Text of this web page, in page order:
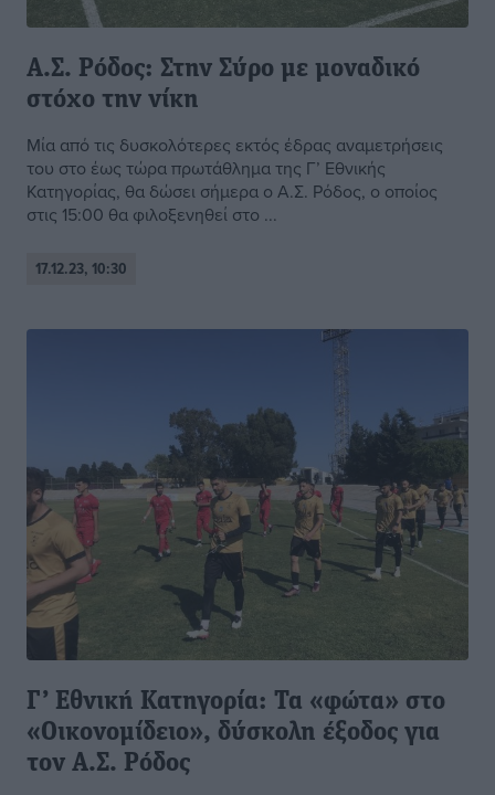
Α.Σ. Ρόδος: Στην Σύρο με μοναδικό
στόχο την νίκη
Μία από τις δυσκολότερες εκτός έδρας αναμετρήσεις
του στο έως τώρα πρωτάθλημα της Γ’ Εθνικής
Κατηγορίας, θα δώσει σήμερα ο Α.Σ. Ρόδος, ο οποίος
στις 15:00 θα φιλοξενηθεί στο ...
17.12.23, 10:30
Γ’ Εθνική Κατηγορία: Τα «φώτα» στο
«Οικονομίδειο», δύσκολη έξοδος για
τον Α.Σ. Ρόδος